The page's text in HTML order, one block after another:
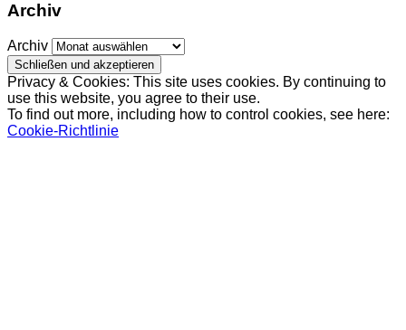
Archiv
Archiv
Privacy & Cookies: This site uses cookies. By continuing to
use this website, you agree to their use.
To find out more, including how to control cookies, see here:
Cookie-Richtlinie